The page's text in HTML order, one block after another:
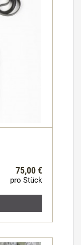
75,00 €
pro Stück